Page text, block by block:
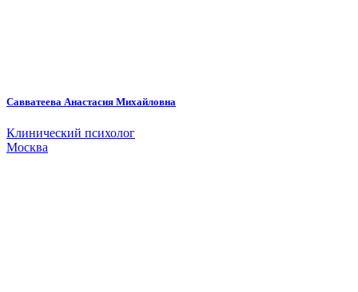
Савватеева Анастасия Михайловна
Клинический психолог
Москва